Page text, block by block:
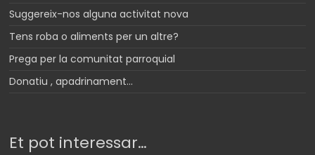
Suggereix-nos alguna activitat nova
Tens roba o aliments per un altre?
Prega per la comunitat parroquial
Donatiu , apadrinament…
Et pot interessar…